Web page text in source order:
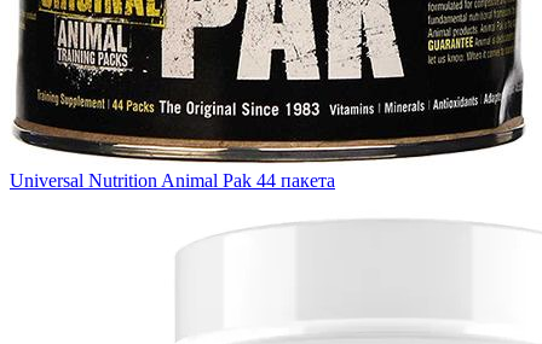
Universal Nutrition Animal Pak 44 пакета